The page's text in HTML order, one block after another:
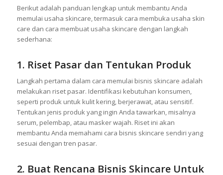
Berikut adalah panduan lengkap untuk membantu Anda
memulai usaha skincare, termasuk cara membuka usaha skin
care dan cara membuat usaha skincare dengan langkah
sederhana:
1. Riset Pasar dan Tentukan Produk
Langkah pertama dalam cara memulai bisnis skincare adalah
melakukan riset pasar. Identifikasi kebutuhan konsumen,
seperti produk untuk kulit kering, berjerawat, atau sensitif.
Tentukan jenis produk yang ingin Anda tawarkan, misalnya
serum, pelembap, atau masker wajah. Riset ini akan
membantu Anda memahami cara bisnis skincare sendiri yang
sesuai dengan tren pasar.
2. Buat Rencana Bisnis Skincare Untuk